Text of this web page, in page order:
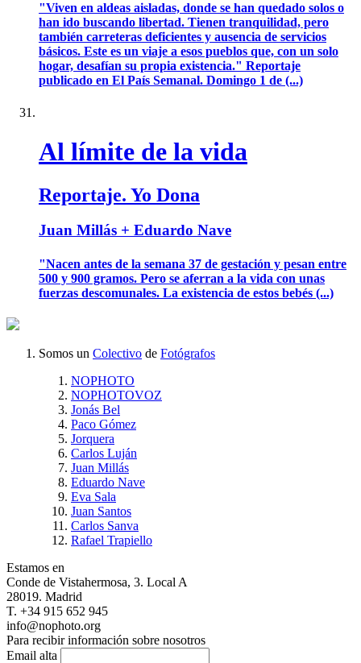
"Viven en aldeas aisladas, donde se han quedado solos o
han ido buscando libertad. Tienen tranquilidad, pero
también carreteras deficientes y ausencia de servicios
básicos. Este es un viaje a esos pueblos que, con un solo
hogar, desafían su propia existencia." Reportaje
publicado en El País Semanal. Domingo 1 de (...)
Al límite de la vida
Reportaje. Yo Dona
Juan Millás + Eduardo Nave
"Nacen antes de la semana 37 de gestación y pesan entre
500 y 900 gramos. Pero se aferran a la vida con unas
fuerzas descomunales. La existencia de estos bebés (...)
Somos un Colectivo de Fotógrafos
NOPHOTO
NOPHOTOVOZ
Jonás Bel
Paco Gómez
Jorquera
Carlos Luján
Juan Millás
Eduardo Nave
Eva Sala
Juan Santos
Carlos Sanva
Rafael Trapiello
Estamos en
Conde de Vistahermosa, 3. Local A
28019. Madrid
T. +34 915 652 945
info@nophoto.org
Para recibir información sobre nosotros
Email alta